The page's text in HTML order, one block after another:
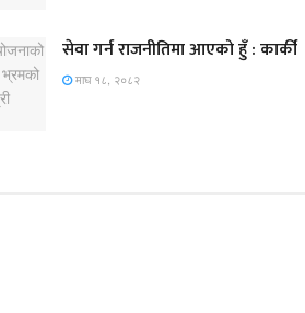
सेवा गर्न राजनीतिमा आएको हुँ : कार्की
माघ १८, २०८२